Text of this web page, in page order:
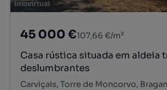
45 000 €107,66 €/m²
Casa rústica situada em aldeia
deslumbrantes
Carviçais, Torre de Moncorvo,